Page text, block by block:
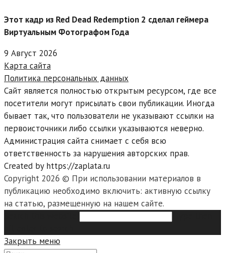
Этот кадр из Red Dead Redemption 2 сделал геймера
Виртуальным Фотографом Года
9 Август 2026
Карта сайта
Политика персональных данных
Сайт является полностью открытым ресурсом, где все
посетители могут присылать свои публикации. Иногда
бывает так, что пользователи не указывают ссылки на
первоисточники либо ссылки указываются неверно.
Администрация сайта снимает с себя всю
ответственность за нарушения авторских прав.
Created by https://zaplata.ru
Copyright 2026 © При использовании материалов в
публикацию необходимо включить: активную ссылку
на статью, размещенную на нашем сайте.
Закрыть меню